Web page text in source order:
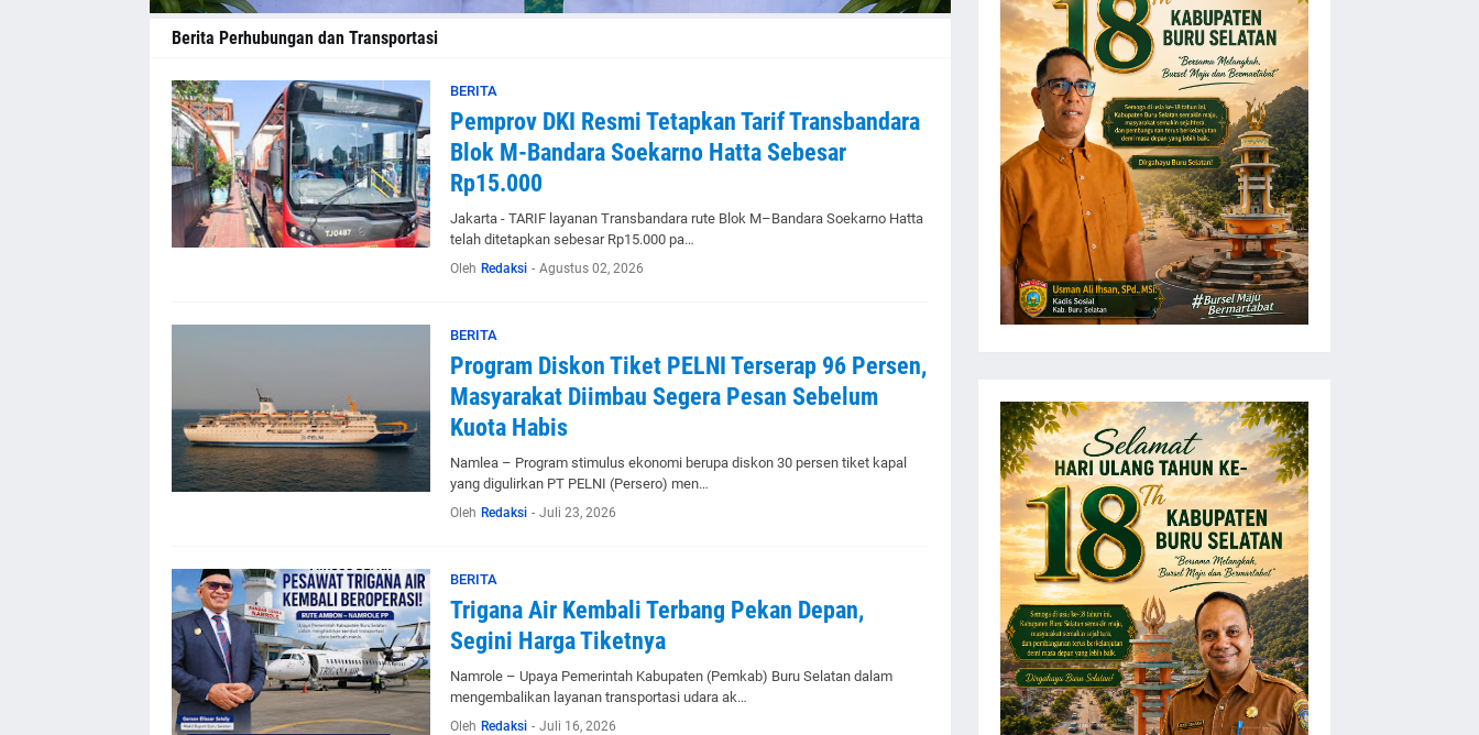
Berita Perhubungan dan Transportasi
BERITA
Pemprov DKI Resmi Tetapkan Tarif Transbandara
Blok M-Bandara Soekarno Hatta Sebesar
Rp15.000
Jakarta - TARIF layanan Transbandara rute Blok M–Bandara Soekarno Hatta
telah ditetapkan sebesar Rp15.000 pa…
Oleh Redaksi - Agustus 02, 2026
BERITA
Program Diskon Tiket PELNI Terserap 96 Persen,
Masyarakat Diimbau Segera Pesan Sebelum
Kuota Habis
Namlea – Program stimulus ekonomi berupa diskon 30 persen tiket kapal
yang digulirkan PT PELNI (Persero) men…
Oleh Redaksi - Juli 23, 2026
BERITA
Trigana Air Kembali Terbang Pekan Depan,
Segini Harga Tiketnya
Namrole – Upaya Pemerintah Kabupaten (Pemkab) Buru Selatan dalam
mengembalikan layanan transportasi udara ak…
Oleh Redaksi - Juli 16, 2026